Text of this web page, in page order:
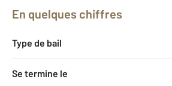
En quelques chiffres
Type de bail
Se termine le